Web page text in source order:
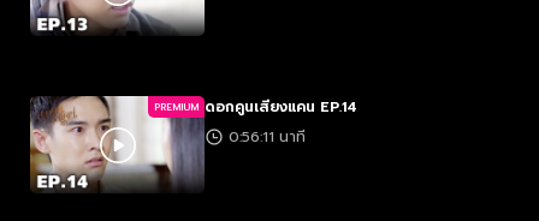
PREMIUM ดอกคูนเสียงแคน EP.14
0:56:11 นาที